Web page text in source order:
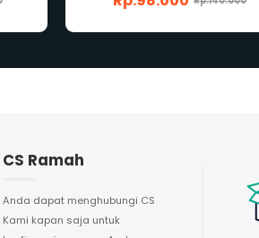
CS Ramah
Anda dapat menghubungi CS
Kami kapan saja untuk